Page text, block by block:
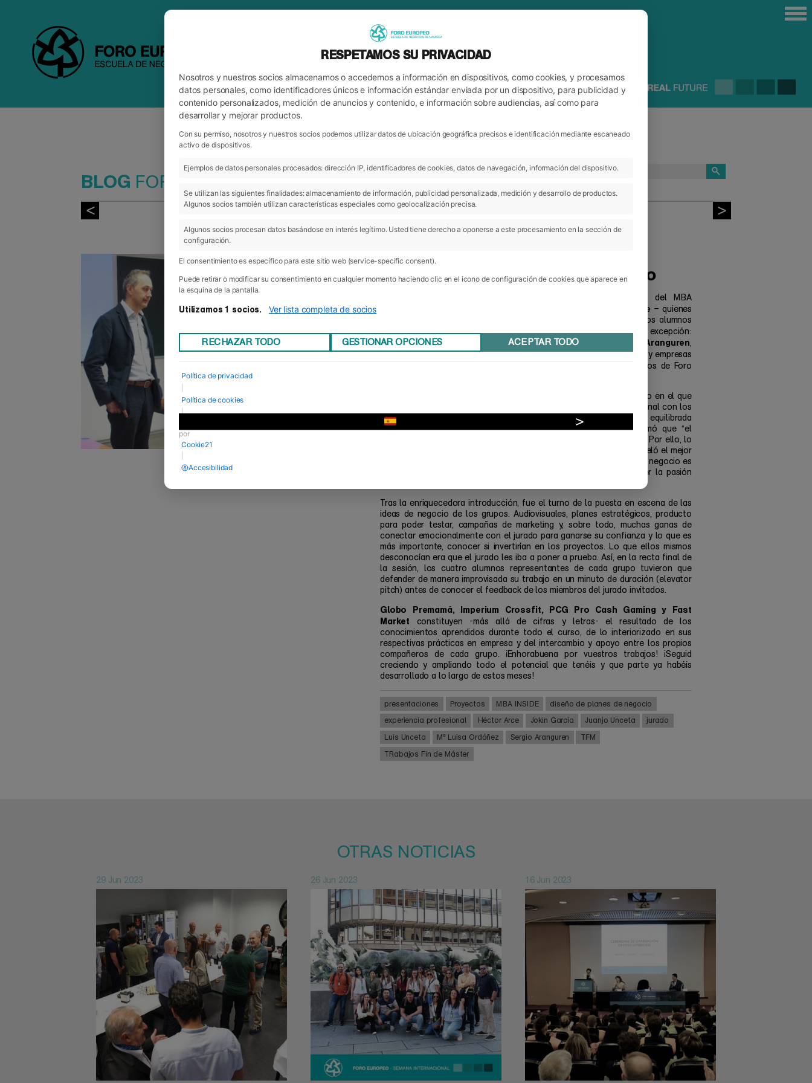
BLOG FORO ARCHIVO CATEGORÍAS
13 Jun 2016 - Actualidad
Trabajos Fin de Máster… y de curso
El pasado sábado fue un día importante para los alumnos del MBA
Héctor Arce – quienes
les han impartido la asignatura “Diseño de Planes de Negocio”- los alumnos
presentaron susTrabajos de Fin de Másterante un jurado de excepción:
Juanjo Unceta , directivo en Banco Urquijo en Pamplona; Sergio Aranguren,
inversor y socio de Click Finance;Jokin García, asesor de startups y empresas
, directora de los Grados de Foro
La sesión comenzó con un pequeño coloquio sobre emprendimiento en el que
los miembros del jurado compartieron su experiencia vital y profesional con los
estudiantes. Para Jokin García, “el éxito se basa en la combinación equilibrada
entre buenas ideas y un buen equipo”. Sergio Aranguren confirmó que “el
mercado está muy vivo, siempre van a intentar igualarte y superarte. Por ello, lo
más importante es la perseverancia”. Por su parte, Juanjo Unceta reveló el mejor
secreto para dedicarse a cualquier actividad empresarial. “Montar un negocio es
una actitud; hagas lo que hagas hay que tener coraje y no perder la pasión
Tras la enriquecedora introducción, fue el turno de la puesta en escena de las
ideas de negocio de los grupos. Audiovisuales, planes estratégicos, producto
para poder testar, campañas de marketing y, sobre todo, muchas ganas de
conectar emocionalmente con el jurado para ganarse su confianza y lo que es
más importante, conocer si invertirían en los proyectos. Lo que ellos mismos
desconocían era que el jurado les iba a poner a prueba. Así, en la recta final de
la sesión, los cuatro alumnos representantes de cada grupo tuvieron que
defender de manera improvisada su trabajo en un minuto de duración (elevator
pitch) antes de conocer el feedback de los miembros del jurado invitados.
Globo Premamá, Imperium Crossfit, PCG Pro Cash Gaming y Fast
Market constituyen -más allá de cifras y letras- el resultado de los
conocimientos aprendidos durante todo el curso, de lo interiorizado en sus
respectivas prácticas en empresa y del intercambio y apoyo entre los propios
compañeros de cada grupo. ¡Enhorabuena por vuestros trabajos! ¡Seguid
creciendo y ampliando todo el potencial que tenéis y que parte ya habéis
desarrollado a lo largo de estos meses!
presentaciones Proyectos MBA INSIDE
diseño de planes de negocio
experiencia profesional
Héctor Arce Jokin García Juanjo Unceta
jurado
Luis Unceta
Mª Luisa Ordóñez Sergio Aranguren
TFM
TRabajos Fin de Máster
OTRAS NOTICIAS
29 Jun 2023 26 Jun 2023 16 Jun 2023
RESPETAMOS SU PRIVACIDAD
Nosotros y nuestros socios almacenamos o accedemos a información en dispositivos, como cookies, y procesamos
datos personales, como identificadores únicos e información estándar enviada por un dispositivo, para publicidad y
contenido personalizados, medición de anuncios y contenido, e información sobre audiencias, así como para
desarrollar y mejorar productos.
Con su permiso, nosotros y nuestros socios podemos utilizar datos de ubicación geográfica precisos e identificación mediante escaneado
activo de dispositivos.
Ejemplos de datos personales procesados: dirección IP, identificadores de cookies, datos de navegación, información del dispositivo.
Se utilizan las siguientes finalidades: almacenamiento de información, publicidad personalizada, medición y desarrollo de productos.
Algunos socios también utilizan características especiales como geolocalización precisa.
Algunos socios procesan datos basándose en interés legítimo. Usted tiene derecho a oponerse a este procesamiento en la sección de
configuración.
El consentimiento es específico para este sitio web (service-specific consent).
Puede retirar o modificar su consentimiento en cualquier momento haciendo clic en el icono de configuración de cookies que aparece en
la esquina de la pantalla.
Utilizamos 1 socios. Ver lista completa de socios
RECHAZAR TODO GESTIONAR OPCIONES ACEPTAR TODO
Política de privacidad
Política de cookies
|
por
Cookie21
Accesibilidad